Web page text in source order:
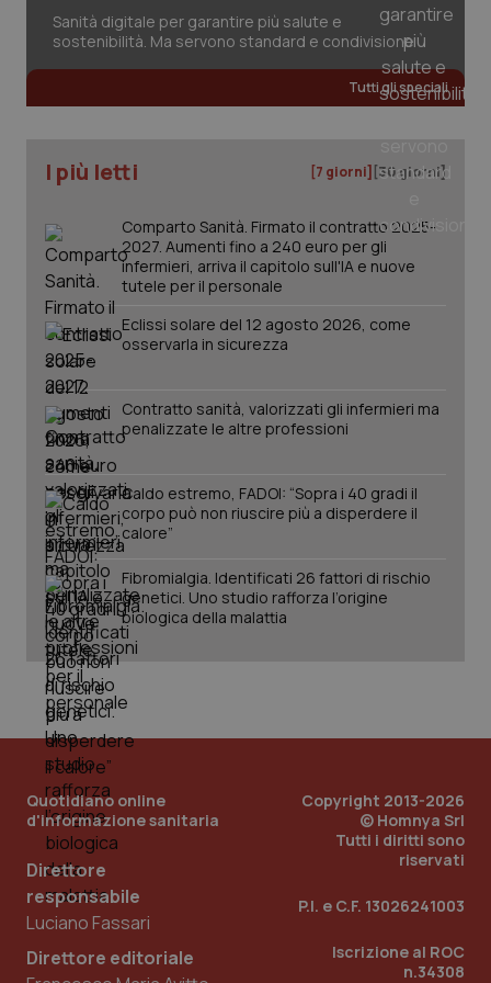
Salute orale & impianti
Tumore ovarico
Tumori del Polmone & Testa Collo
Tumori gastrointestinali
Ulcera & Reflusso
Vaccini
Sanità digitale per garantire più salute e
sostenibilità. Ma servono standard e condivisione
Tutti gli speciali
I più letti [7 giorni] [30 giorni]
Comparto Sanità. Firmato il contratto 2025-
2027. Aumenti fino a 240 euro per gli
infermieri, arriva il capitolo sull'IA e nuove
tutele per il personale
Eclissi solare del 12 agosto 2026, come
osservarla in sicurezza
Contratto sanità, valorizzati gli infermieri ma
penalizzate le altre professioni
Caldo estremo, FADOI: “Sopra i 40 gradi il
corpo può non riuscire più a disperdere il
calore”
Fibromialgia. Identificati 26 fattori di rischio
genetici. Uno studio rafforza l’origine
biologica della malattia
Quotidiano online
d'informazione sanitaria
Direttore
responsabile
Luciano Fassari
Direttore editoriale
Copyright 2013-2026
© Homnya Srl
Tutti i diritti sono
riservati
P.I. e C.F. 13026241003
Iscrizione al ROC
n.34308
CookieScriptConsent
CookieScript
www.quotidianosanita.it
tracking-sites-ironfish-
tracking-enable
www.quotidianosanita.it
tracking-sites-ironfish-
session-id
_ga
Google LLC
.quotidianosanita.it
1
mese